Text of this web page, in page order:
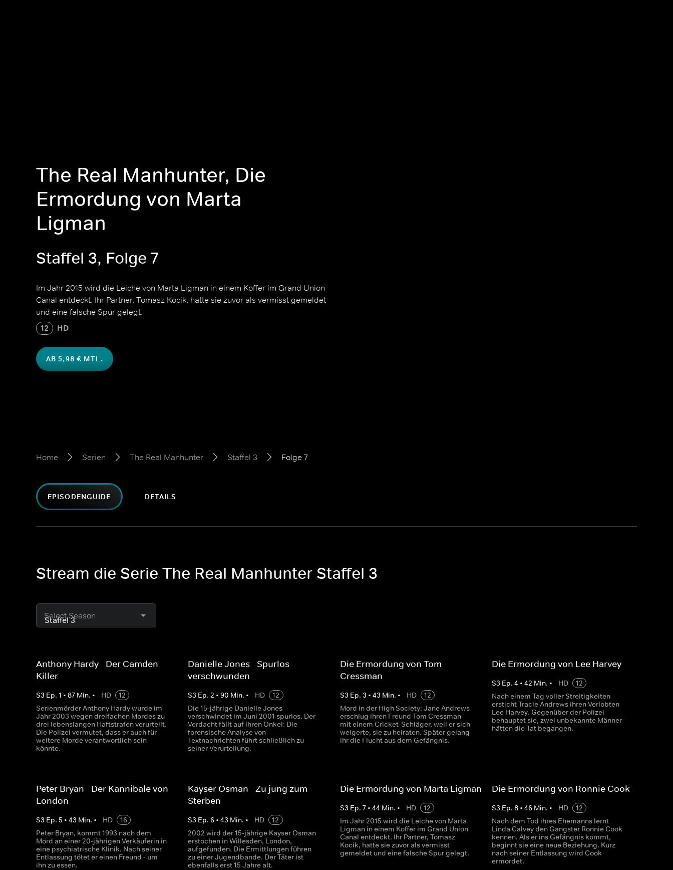
The Real Manhunter, Die
Ermordung von Marta
Ligman
Staffel 3, Folge 7
Im Jahr 2015 wird die Leiche von Marta Ligman in einem Koffer im Grand Union
Canal entdeckt. Ihr Partner, Tomasz Kocik, hatte sie zuvor als vermisst gemeldet
und eine falsche Spur gelegt.
12 HD
AB 5,98 € MTL.
Home Serien The Real Manhunter Staffel 3 Folge 7
EPISODENGUIDE DETAILS
Stream die Serie The Real Manhunter Staffel 3
Select Season
Anthony Hardy - Der Camden-
Killer
S3 Ep. 1 • 87 Min. • HD
12
Serienmörder Anthony Hardy wurde im
Jahr 2003 wegen dreifachen Mordes zu
drei lebenslangen Haftstrafen verurteilt.
Die Polizei vermutet, dass er auch für
weitere Morde verantwortlich sein
könnte.
Danielle Jones - Spurlos
verschwunden
S3 Ep.2 •90 Min. • HD
12
Die 15-jährige Danielle Jones
verschwindet im Juni 2001 spurlos. Der
Verdacht fällt auf ihren Onkel: Die
forensische Analyse von
Textnachrichten führt schließlich zu
seiner Verurteilung.
Die Ermordung von Tom
Cressman
S3 Ep. 3 • 43 Min. • HD
12
Mord in der High Society: Jane Andrews
erschlug ihren Freund Tom Cressman
mit einem Cricket-Schläger, weil er sich
weigerte, sie zu heiraten. Später gelang
ihr die Flucht aus dem Gefängnis.
Die Ermordung von Lee Harvey
S3 Ep. 4 • 42 Min. • HD
12
Nach einem Tag voller Streitigkeiten
ersticht Tracie Andrews ihren Verlobten
Lee Harvey. Gegenüber der Polizei
behauptet sie, zwei unbekannte Männer
hätten die Tat begangen.
Peter Bryan - Der Kannibale von
London
S3 Ep. 5 • 43 Min. • HD
16
Peter Bryan, kommt 1993 nach dem
Mord an einer 20-jährigen Verkäuferin in
eine psychiatrische Klinik. Nach seiner
Entlassung tötet er einen Freund - um
ihn zu essen.
Kayser Osman - Zu jung zum
Sterben
S3 Ep.6 •43 Min. • HD
12
2002 wird der 15-jährige Kayser Osman
erstochen in Willesden, London,
aufgefunden. Die Ermittlungen führen
zu einer Jugendbande. Der Täter ist
ebenfalls erst 15 Jahre alt.
Die Ermordung von Marta Ligman
S3 Ep. 7• 44 Min. • HD
12
Im Jahr 2015 wird die Leiche von Marta
Ligman in einem Koffer im Grand Union
Canal entdeckt. Ihr Partner, Tomasz
Kocik, hatte sie zuvor als vermisst
gemeldet und eine falsche Spur gelegt.
Die Ermordung von Ronnie Cook
S3 Ep. 8• 46Min. • HD
12
Nach dem Tod ihres Ehemanns lernt
Linda Calvey den Gangster Ronnie Cook
kennen. Als er ins Gefängnis kommt,
beginnt sie eine neue Beziehung. Kurz
nach seiner Entlassung wird Cook
ermordet.